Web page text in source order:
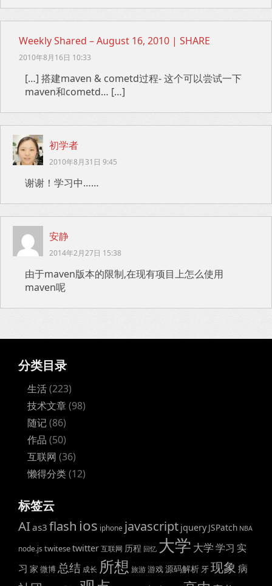
Weekly Shared – August 16, 2010 | SHARE
2010年8月16日 10:33
[…] 搭建maven & cometd过程- 这个可以尝试一下
maven和cometd… […]
初学者
2010年8月31日 9:45
谢谢！学习中……
安静
2014年2月27日 15:38
由于maven版本的限制,在现有项目上怎么使用
maven呢
分类目录
生活(223)
技术文章(98)
随记(86)
作品 (50)
互联网 (36)
懒得分类(12)
标签云
AIas3 flash ios iphone javascript jquery JSPatch NBA
node.js twitesetwitter互联网 历程 回忆 大学 大学学习 实
习 家 微博总结 成长 所想 旅游游戏源码解析 牙现象病